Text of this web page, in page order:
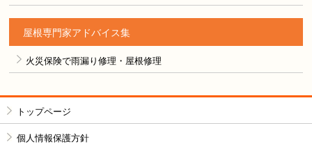
屋根専門家アドバイス集
火災保険で雨漏り修理・屋根修理
トップページ
個人情報保護方針